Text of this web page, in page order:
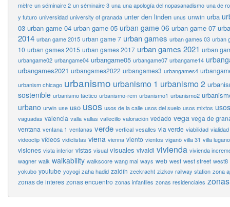
mètre un séminaire 2 un séminaire 3 una una apología del nopasanadismo una de
y futuro universidad university of granada unter den linden unus unwin urba
03 urban game 04 urban game 05 urban game 06 urban game 07
2014 urban game 2015 urban game 7 urban games urban games 03 urban
10 urban games 2015 urban games 2017 urban games 2021 urban
urbangame02 urbangame04 urbangame05 urbangame07 urbangame14
urbangames2021 urbangames2022 urbangames3 urbangames4
urbanism chicago urbanismo urbanismo 1 urbanismo 2
sostenible urbanismo táctico urbanismo-rem urbanismo1 urbanismo2
urbano urwin use uso usos usos de la calle usos del suelo usos mixtos
vaguadas valencia valla vallas vallecillo valoración vedado vega vega de
ventana ventana 1 ventanas verde vertical vesalles via verde viabilidad vialidad
videoclip vídeos vidiclistas viena vienna viento vientos viganò villa 31 villa lugano
visiones vista interior vistas visual visuales vivaldi vivienda vivienda
wagner walk walkability walkscore wang mai ways web west west street west8
yokubo youtube yoyogi zaha hadid zaidín zeekracht zizkov railway station zona
zonas de interes zonas encuentro zonas infantiles zonas residenciales